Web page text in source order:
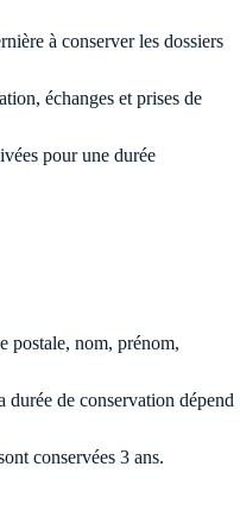
à conserver les dossiers
échanges et prises de
pour une durée
postale, nom, prénom,
durée de conservation dépend
conservées 3 ans.